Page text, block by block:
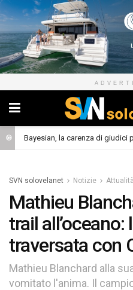
SVN solovelanet Notizie Attualità
Mathieu
trail
traversata con
Mathieu Blanchard alla
vomitato l'anima. Il